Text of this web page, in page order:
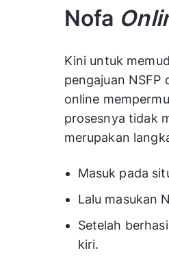
Nofa
Kini untuk
pengajuan NSFP
online
prosesnya tidak
merupakan
Masuk pada
Lalu masukan
Setelah
kiri.